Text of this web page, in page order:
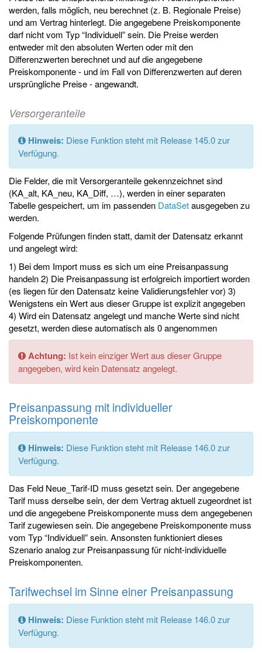
werden, falls möglich, neu berechnet (z. B. Regionale Preise)
und am Vertrag hinterlegt. Die angegebene Preiskomponente
darf nicht vom Typ “Individuell” sein. Die Preise werden
entweder mit den absoluten Werten oder mit den
Differenzwerten berechnet und auf die angegebene
Preiskomponente - und im Fall von Differenzwerten auf deren
ursprüngliche Preise - angewandt.
Versorgeranteile
Hinweis: Diese Funktion steht mit Release 145.0 zur
Verfügung.
Die Felder, die mit Versorgeranteile gekennzeichnet sind
(KA_alt, KA_neu, KA_Diff, …), werden in einer separaten
Tabelle gespeichert, um im passenden DataSetausgegeben zu
werden.
Folgende Prüfungen finden statt, damit der Datensatz erkannt
und angelegt wird:
1) Bei dem Import muss es sich um eine Preisanpassung
handeln 2) Die Preisanpassung ist erfolgreich importiert worden
(es liegen für den Datensatz keine Validierungsfehler vor) 3)
Wenigstens ein Wert aus dieser Gruppe ist explizit angegeben
4) Wird ein Datensatz angelegt und manche Werte sind nicht
gesetzt, werden diese automatisch als 0 angenommen
Achtung: Ist kein einziger Wert aus dieser Gruppe
angegeben, wird kein Datensatz angelegt.
Preisanpassung mit individueller
Preiskomponente
Hinweis: Diese Funktion steht mit Release 146.0 zur
Verfügung.
Das Feld Neue_Tarif-ID muss gesetzt sein. Der angegebene
Tarif muss derselbe sein, der dem Vertrag aktuell zugeordnet ist
und die angegebene Preiskomponente muss dem angegebenen
Tarif zugewiesen sein. Die angegebene Preiskomponente muss
vom Typ “Individuell” sein. Ansonsten funktioniert dieses
Szenario analog zur Preisanpassung für nicht-individuelle
Preiskomponenten.
Tarifwechsel im Sinne einer Preisanpassung
Hinweis: Diese Funktion steht mit Release 146.0 zur
Verfügung.